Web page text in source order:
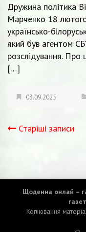
Дружина політика
Марченко 18
українсько-
який був агентом
розслідування.
[…]
03.09.2025
Навігація
Старіші записи
Щоденна онлай –
Копіювання